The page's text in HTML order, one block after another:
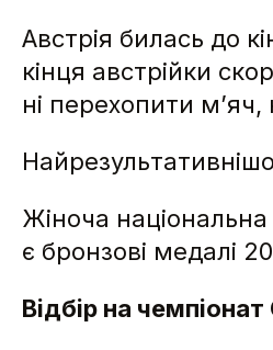
Австрія билась до
кінця австрійки
ні перехопити м’яч,
Жіноча
є бронзові медалі
Відбір на